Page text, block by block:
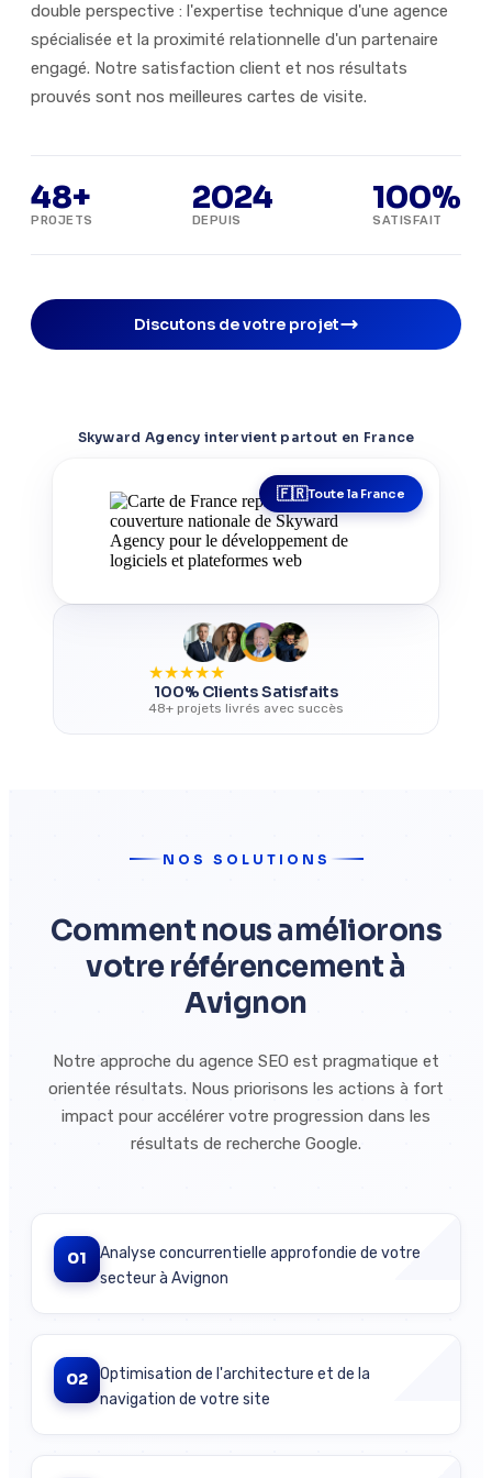
double perspective : l'expertise technique d'une agence
spécialisée et la proximité relationnelle d'un partenaire
engagé. Notre satisfaction client et nos résultats
prouvés sont nos meilleures cartes de visite.
48+
PROJETS
2024
DEPUIS
100%
SATISFAIT
Discutons de votre projet
Skyward Agency intervient partout en France
Toute la France
★★★★★
100% Clients Satisfaits
48+ projets livrés avec succès
NOS SOLUTIONS
Comment nous améliorons
votre référencement à
Avignon
Notre approche du agence SEO est pragmatique et
orientée résultats. Nous priorisons les actions à fort
impact pour accélérer votre progression dans les
résultats de recherche Google.
01
Analyse concurrentielle approfondie de votre
secteur à Avignon
02
Optimisation de l'architecture et de la
navigation de votre site